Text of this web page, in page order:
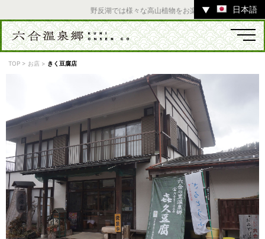
野反湖では様々な高山植物をお楽しみいただけます。
▼ 日本語
宿 お店
体験 イベント ツアー
中之条町その他のエリア
TOP > お店 > きく豆腐店